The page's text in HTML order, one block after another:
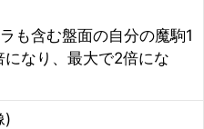
も含む盤面の自分の魔駒1
なり、最大で2倍にな
)